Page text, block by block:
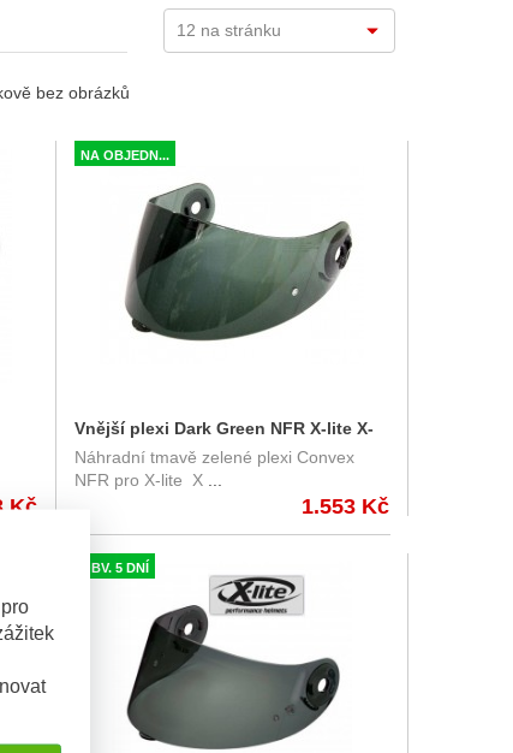
bez obrázků
Kč
NA OBJEDN...
Vnější plexi Dark Green NFR X-lite X-
803, X-802, X-702, X-661, X-603
Náhradní tmavě zelené plexi Convex
NFR pro X-lite X ...
1.553 Kč
OBV. 5 DNÍ